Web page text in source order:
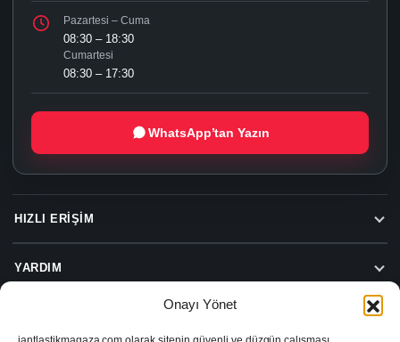
Onayı Yönet
HIZLI ERIŞIM
YARDIM
Pazartesi – Cuma
08:30 – 18:30
Cumartesi
08:30 – 17:30
WhatsApp’tan Yazın